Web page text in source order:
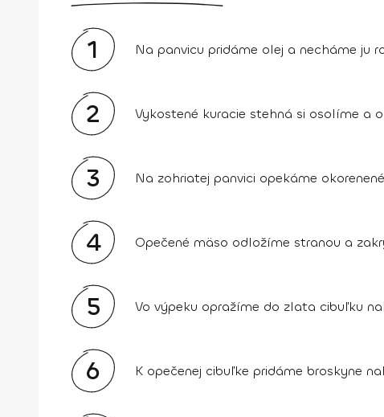
1 Na panvicu pridáme olej a necháme ju
2 Vykostené kuracie stehná si osolíme a
3 Na zohriatej panvici opekáme
4 Opečené mäso odložíme stranou a
5 Vo výpeku opražíme do zlata cibuľku
6 K opečenej cibuľke pridáme broskyne